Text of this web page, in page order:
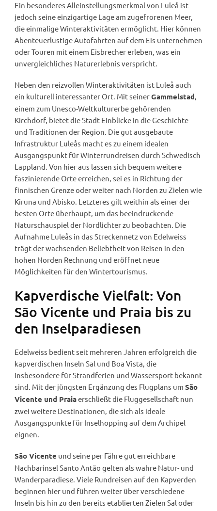
Ein besonderes Alleinstellungsmerkmal von Luleå ist
jedoch seine einzigartige Lage am zugefrorenen Meer,
die einmalige Winteraktivitäten ermöglicht. Hier können
Abenteuerlustige Autofahrten auf dem Eis unternehmen
oder Touren mit einem Eisbrecher erleben, was ein
unvergleichliches Naturerlebnis verspricht.
Neben den reizvollen Winteraktivitäten ist Luleå auch
ein kulturell interessanter Ort. Mit seinerGammelstad,
einem zum Unesco-Weltkulturerbe gehörenden
Kirchdorf, bietet die Stadt Einblicke in die Geschichte
und Traditionen der Region. Die gut ausgebaute
Infrastruktur Luleås macht es zu einem idealen
Ausgangspunkt für Winterrundreisen durch Schwedisch
Lappland. Von hier aus lassen sich bequem weitere
faszinierende Orte erreichen, sei es in Richtung der
finnischen Grenze oder weiter nach Norden zu Zielen wie
Kiruna und Abisko. Letzteres gilt weithin als einer der
besten Orte überhaupt, um das beeindruckende
Naturschauspiel der Nordlichter zu beobachten. Die
Aufnahme Luleås in das Streckennetz von Edelweiss
trägt der wachsenden Beliebtheit von Reisen in den
hohen Norden Rechnung und eröffnet neue
Möglichkeiten für den Wintertourismus.
Kapverdische Vielfalt: Von
São Vicente und Praia bis zu
den Inselparadiesen
Edelweiss bedient seit mehreren Jahren erfolgreich die
kapverdischen Inseln Sal und Boa Vista, die
insbesondere für Strandferien und Wassersport bekannt
sind. Mit der jüngsten Ergänzung des Flugplans um São
Vicente und Praiaerschließt die Fluggesellschaft nun
zwei weitere Destinationen, die sich als ideale
Ausgangspunkte für Inselhopping auf dem Archipel
eignen.
São Vicente und seine per Fähre gut erreichbare
Nachbarinsel Santo Antão gelten als wahre Natur- und
Wanderparadiese. Viele Rundreisen auf den Kapverden
beginnen hier und führen weiter über verschiedene
Inseln bis hin zu den bereits etablierten Zielen Sal oder